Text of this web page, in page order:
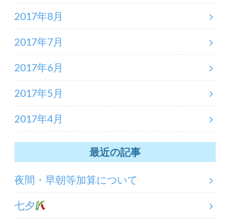
2017年8月
2017年7月
2017年6月
2017年5月
2017年4月
最近の記事
夜間・早朝等加算について
七夕